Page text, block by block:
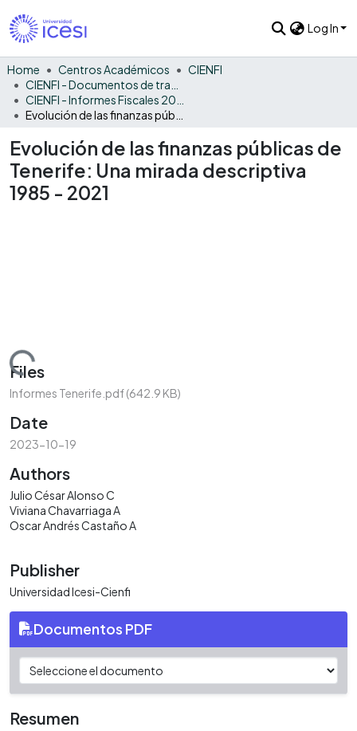
Log In
Home Centros Académicos
CIENFI
Evolución de las finanzas públicas de
Tenerife: Una mirada descriptiva
1985 - 2021
Loading...
Files
Informes Tenerife.pdf(642.9 KB)
Date
2023-10-19
Authors
Julio César Alonso C
Viviana Chavarriaga A
Oscar Andrés Castaño A
Publisher
Universidad Icesi-Cienfi
Documentos PDF
Resumen